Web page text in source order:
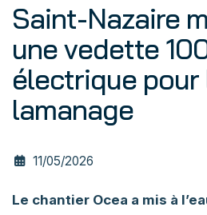
Saint-Nazaire
une vedette
électrique pour
lamanage
11/05/2026
Le chantier Ocea a mis à